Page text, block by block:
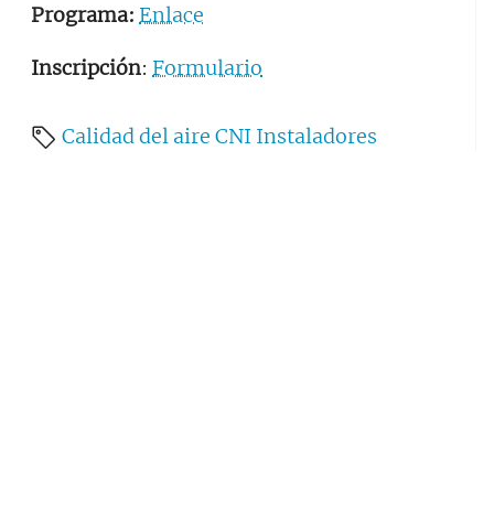
Programa: Enlace
Inscripción: Formulario
Calidad del aire CNI Instaladores